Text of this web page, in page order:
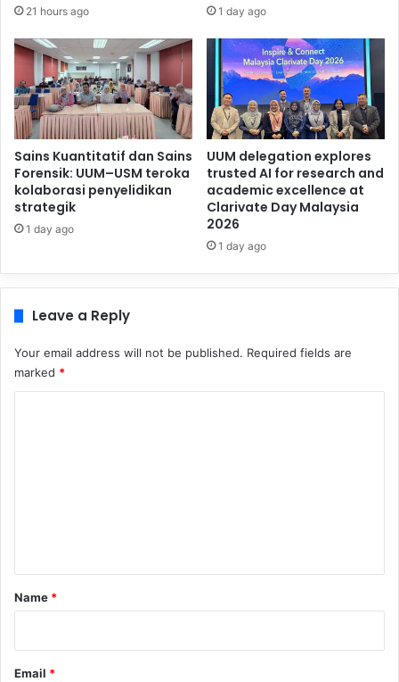
21 hours ago 1 day ago
Sains Kuantitatif dan Sains
Forensik: UUM–USM teroka
kolaborasi penyelidikan
strategik
1 day ago
UUM delegation explores
trusted AI for research and
academic excellence at
Clarivate Day Malaysia
2026
1 day ago
Leave a Reply
Your email address will not be published. Required fields are
marked *
*
Name *
Email *